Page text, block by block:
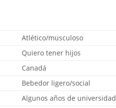
Atlético/musculoso
Quiero tener hijos
Canadá
Bebedor ligero/social
Algunos años de universidad